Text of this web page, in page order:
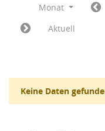
Monat
Aktuell
Keine Daten